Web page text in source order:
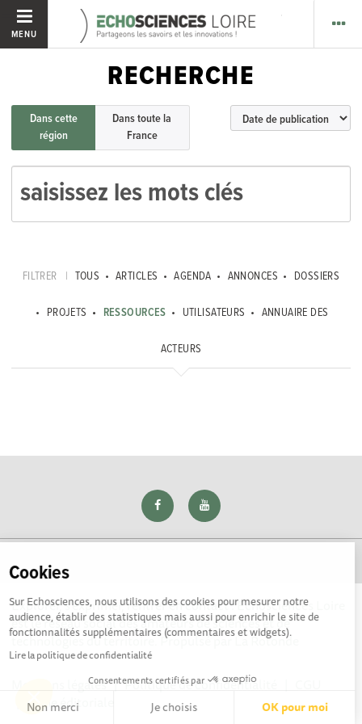
Cookies
Sur Echosciences, nous utilisons des cookies pour mesurer notre
audience, établir des statistiques mais aussi pour enrichir le site de
fonctionnalités supplémentaires (commentaires et widgets).
Lire la politique de confidentialité
Consentements certifiés par
Non merci Je choisis OK pour moi
MENU
RECHERCHE
Dans cette
région
Dans toute la
France
FILTRER | TOUS ARTICLES AGENDA ANNONCES DOSSIERS
PROJETS RESSOURCES UTILISATEURS ANNUAIRE DES
ACTEURS
Explorer, s’exprimer, rentrer en contact : Echosciences Loire
est le réseau social des amateurs de sciences et de
technologies du territoire. Propulsé parLa Rotonde
Mentions légales|Politique de confidentialité
Ligne éditoriale